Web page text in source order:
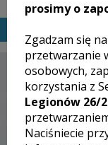
prosimy o
Zgadzam się
przetwarzanie
osobowych,
korzystania z
Legionów 26/
Naciśniecie